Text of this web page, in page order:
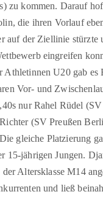
zu kommen. Darauf
die ihren Vorlauf
auf der Ziellinie stürzte
eingreifen
Athletinnen U20 gab es
Vor- und
nur Rahel Rüdel
(SV Preußen
gleiche Platzierung
15-jährigen Jungen.
Altersklasse M14
und ließ